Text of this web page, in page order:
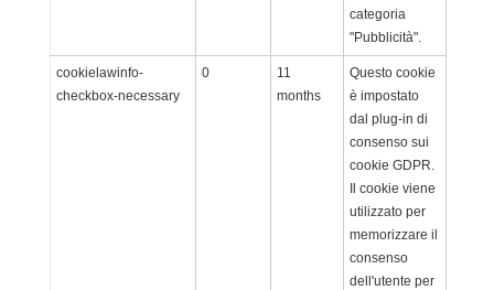
categoria
"Pubblicità".
cookielawinfo-
checkbox-necessary
0
11
months
Questo cookie
è impostato
dal plug-in di
consenso sui
cookie GDPR.
Il cookie viene
utilizzato per
memorizzare il
consenso
dell'utente per